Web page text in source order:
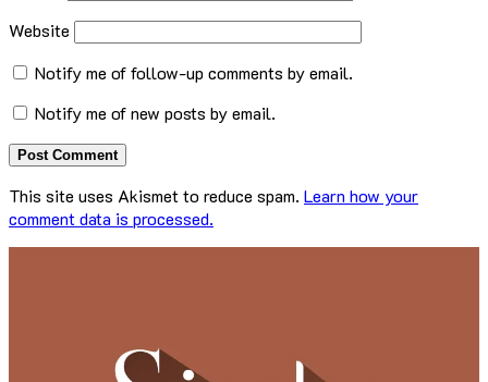
Website
Notify me of follow-up comments by email.
Notify me of new posts by email.
This site uses Akismet to reduce spam. Learn how your
comment data is processed.